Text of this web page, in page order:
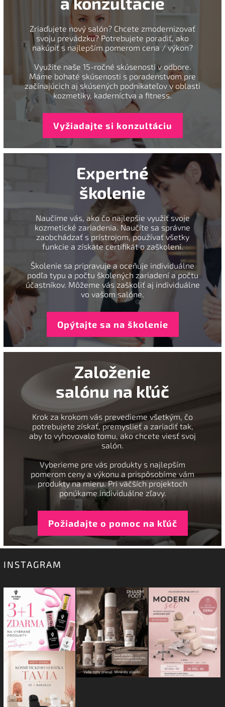
Zriaďujete nový salón? Chcete zmodernizovať
svoju prevádzku? Potrebujete poradiť, ako
nakúpiť s najlepším pomerom cena / výkon?
Využite naše 15-ročné skúsenosti v odbore.
Máme bohaté skúsenosti s poradenstvom pre
začínajúcich aj skúsených podnikateľov v oblasti
kozmetiky, kaderníctva a fitness.
Vyžiadajte si konzultáciu
Expertné
školenie
Naučíme vás, ako čo najlepšie využiť svoje
kozmetické zariadenia. Naučíte sa správne
zaobchádzať s prístrojom, používať všetky
funkcie a získate certifikát o zaškolení.
Školenie sa pripravuje a oceňuje individuálne
podľa typu a počtu školených zariadení a počtu
účastníkov. Môžeme vás zaškoliť aj individuálne
vo vašom salóne.
Opýtajte sa na školenie
Založenie
salónu na kľúč
Krok za krokom vás prevedieme všetkým, čo
potrebujete získať, premyslieť a zariadiť tak,
aby to vyhovovalo tomu, ako chcete viesť svoj
salón.
Vyberieme pre vás produkty s najlepším
pomerom ceny a výkonu a prispôsobíme vám
produkty na mieru. Pri väčších projektoch
ponúkame individuálne zľavy.
Požiadajte o pomoc na kľúč
INSTAGRAM